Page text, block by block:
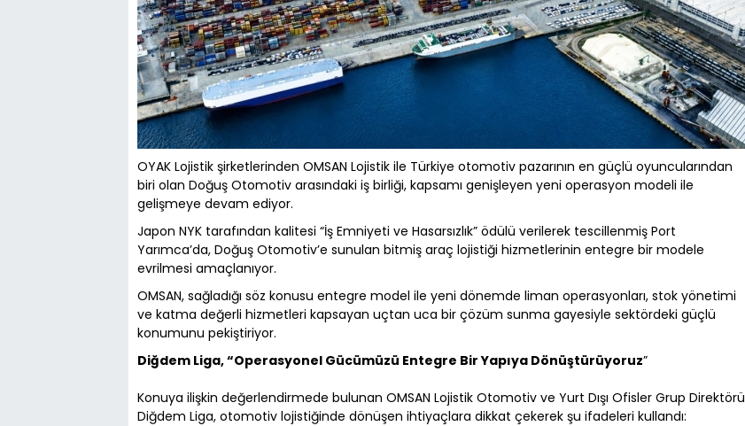
OYAK Lojistik şirketlerinden OMSAN Lojistik ile Türkiye otomotiv pazarının en güçlü oyuncularından
biri olan Doğuş Otomotiv arasındaki iş birliği, kapsamı genişleyen yeni operasyon modeli ile
gelişmeye devam ediyor.
Japon NYK tarafından kalitesi “İş Emniyeti ve Hasarsızlık” ödülü verilerek tescillenmiş Port
Yarımca’da, Doğuş Otomotiv’e sunulan bitmiş araç lojistiği hizmetlerinin entegre bir modele
evrilmesi amaçlanıyor.
OMSAN, sağladığı söz konusu entegre model ile yeni dönemde liman operasyonları, stok yönetimi
ve katma değerli hizmetleri kapsayan uçtan uca bir çözüm sunma gayesiyle sektördeki güçlü
konumunu pekiştiriyor.
Diğdem Liga, “Operasyonel Gücümüzü Entegre Bir Yapıya Dönüştürüyoruz”
Konuya ilişkin değerlendirmede bulunan OMSAN Lojistik Otomotiv ve Yurt Dışı Ofisler Grup Direktörü
Diğdem Liga, otomotiv lojistiğinde dönüşen ihtiyaçlara dikkat çekerek şu ifadeleri kullandı: